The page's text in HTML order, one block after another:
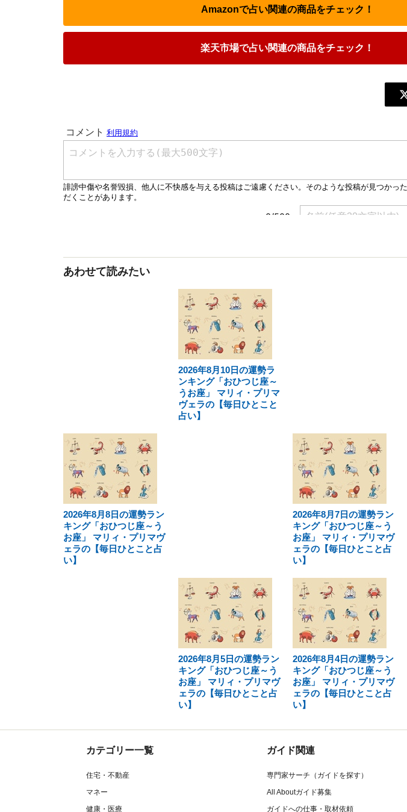
Amazonで占い関連の商品をチェック！
楽天市場で占い関連の商品をチェック！
あわせて読みたい
2026年8月10日の運勢ラ
ンキング「おひつじ座～
うお座」 マリィ・プリマ
ヴェラの【毎日ひとこと
占い】
2026年8月8日の運勢ラン
キング「おひつじ座～う
お座」 マリィ・プリマヴ
ェラの【毎日ひとこと占
い】
2026年8月7日の運勢ラン
キング「おひつじ座～う
お座」 マリィ・プリマヴ
ェラの【毎日ひとこと占
い】
2026年8月5日の運勢ラン
キング「おひつじ座～う
お座」 マリィ・プリマヴ
ェラの【毎日ひとこと占
い】
2026年8月4日の運勢ラン
キング「おひつじ座～う
お座」 マリィ・プリマヴ
ェラの【毎日ひとこと占
い】
カテゴリー一覧
住宅・不動産
マネー
健康・医療
ガイド関連
専門家サーチ（ガイドを探す）
All Aboutガイド募集
ガイドへの仕事・取材依頼